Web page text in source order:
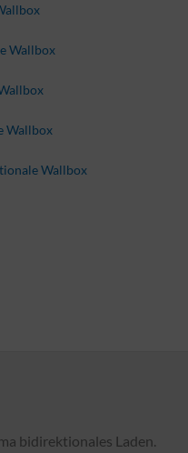
Wallbox
Wallbox
Wallbox
bidirektionales Laden.